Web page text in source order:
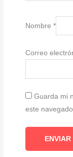
Nombre*
Correo
Guarda mi
este